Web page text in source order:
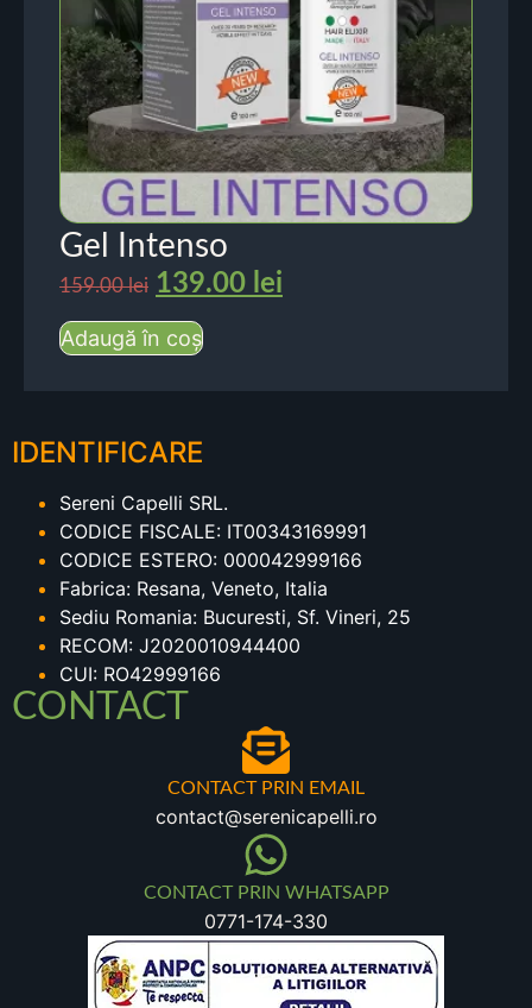
Gel Intenso
159.00lei 139.00 lei
Adaugă în coș
IDENTIFICARE
Sereni Capelli SRL.
CODICE FISCALE: IT00343169991
CODICE ESTERO: 000042999166
Fabrica: Resana, Veneto, Italia
Sediu Romania: Bucuresti, Sf. Vineri, 25
RECOM: J2020010944400
CUI: RO42999166
CONTACT
CONTACT PRIN EMAIL
contact@serenicapelli.ro
CONTACT PRIN WHATSAPP
0771-174-330